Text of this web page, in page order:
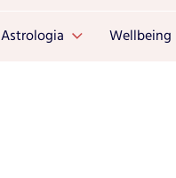
Astrologia Wellbeing